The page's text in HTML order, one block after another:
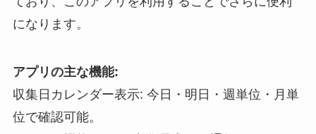
になります。
アプリの主な機能:
収集日カレンダー表示: 今日・明日・週単位・月単
位で確認可能。